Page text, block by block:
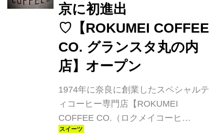
ミッキー」が誘う、わくわくした楽し
いカフェタイム 「ネスカフェ ドルチ
ェ グスト <バリスタミッ...
京に初進出
♡【ROKUMEI COFFEE
CO. グランスタ丸の内
店】オープン
1974年に奈良に創業したスペシャルテ
ィコーヒー専⾨店【ROKUMEI
COFFEE CO.（ロクメイコーヒ